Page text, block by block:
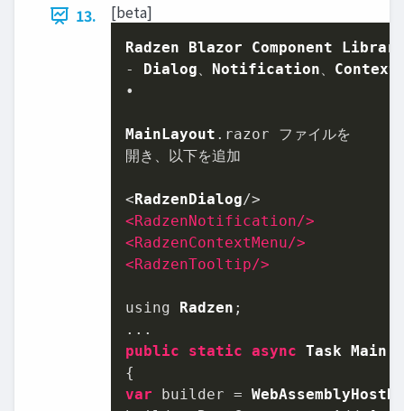
13.
[beta]
Radzen Blazor Component
Library
-
Dialog、 Notification、 Context
•
MainLayout . razor ファイルを
開き、以下を追加
< RadzenDialog
<RadzenNotification/>
<RadzenContextMenu/>
<RadzenTooltip/>
using Radzen ;
public
static async Task Main
var builder =